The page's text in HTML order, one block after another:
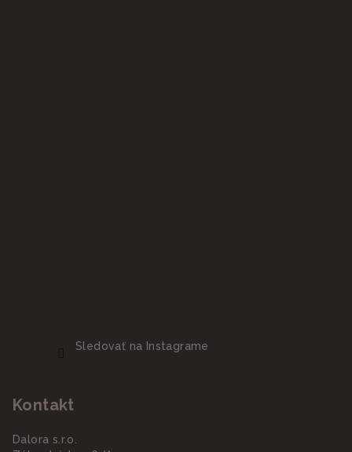
Sledovať na Instagrame
Kontakt
Dalora s.r.o.